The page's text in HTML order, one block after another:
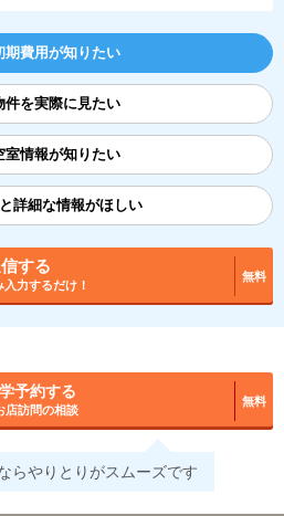
期費用が知りたい
件を実際に見たい
室情報が知りたい
詳細な情報がほしい
する
力するだけ！
無料
予約する
店訪問の相談
無料
らやりとりがスムーズです